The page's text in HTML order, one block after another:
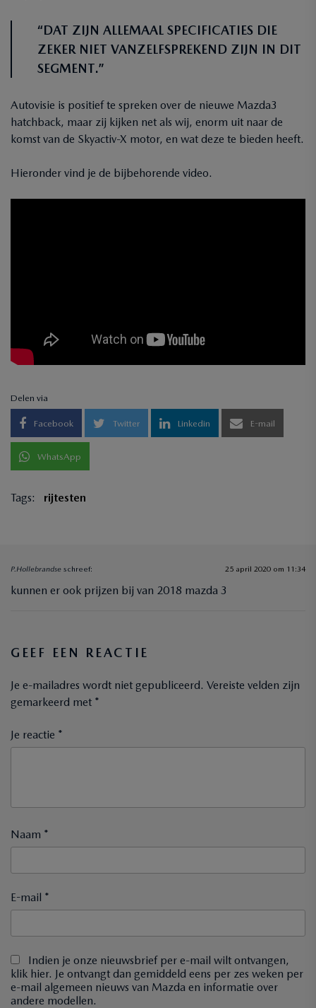
“DAT ZIJN ALLEMAAL SPECIFICATIES DIE
ZEKER NIET VANZELFSPREKEND ZIJN IN DIT
SEGMENT.”
Autovisie is positief te spreken over de nieuwe Mazda3
hatchback, maar zij kijken net als wij, enorm uit naar de
komst van de Skyactiv-X motor, en wat deze te bieden heeft.
Hieronder vind je de bijbehorende video.
Delen via
Facebook Twitter Linkedin E-mail
WhatsApp
Tags: rijtesten
P.Hollebrandse schreef: 25 april 2020 om 11:34
kunnen er ook prijzen bij van 2018 mazda 3
GEEF EEN REACTIE
Je e-mailadres wordt niet gepubliceerd. Vereiste velden zijn
gemarkeerd met *
Je reactie *
Naam *
E-mail *
Indien je onze nieuwsbrief per e-mail wilt ontvangen,
klik hier. Je ontvangt dan gemiddeld eens per zes weken per
e-mail algemeen nieuws van Mazda en informatie over
andere modellen.